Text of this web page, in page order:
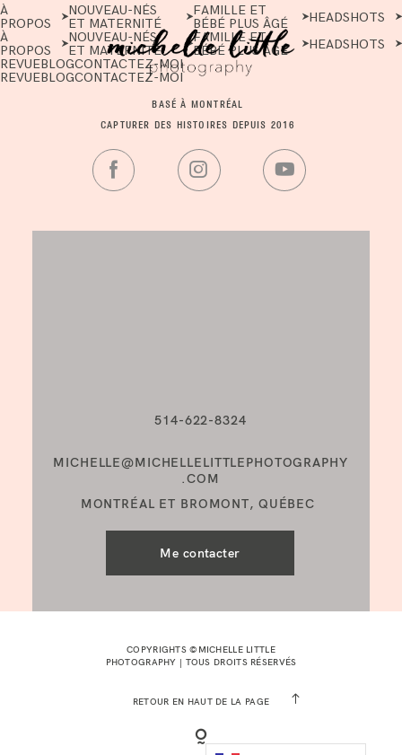
514-622-8324
À
PROPOS
NOUVEAU-NÉS
ET MATERNITÉ
FAMILLE ET
BÉBÉ PLUS ÂGÉ
HEADSHOTS
À
PROPOS
NOUVEAU-NÉS
ET MATERNITÉ
FAMILLE ET
BÉBÉ PLUS ÂGÉ
HEADSHOTS
REVUEBLOGCONTACTEZ-MOI
REVUEBLOGCONTACTEZ-MOI
MICHELLE@MICHELLELITTLEPHOTOGRAPHY
.COM
BASÉ À MONTRÉAL
CAPTURER DES HISTOIRES DEPUIS 2016
MONTRÉAL ET BROMONT, QUÉBEC
Me contacter
COPYRIGHTS ©MICHELLE LITTLE
PHOTOGRAPHY | TOUS DROITS RÉSERVÉS
RETOUR EN HAUT DE LA PAGE